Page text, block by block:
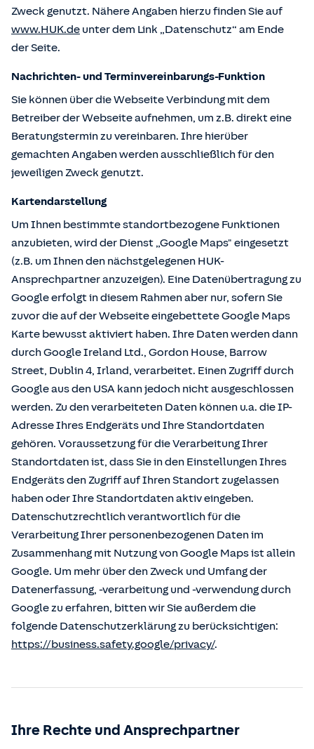
Zweck genutzt. Nähere Angaben hierzu finden Sie auf
www.HUK.de unter dem Link „Datenschutz“ am Ende
der Seite.
Nachrichten- und Terminvereinbarungs-Funktion
Sie können über die Webseite Verbindung mit dem
Betreiber der Webseite aufnehmen, um z.B. direkt eine
Beratungstermin zu vereinbaren. Ihre hierüber
gemachten Angaben werden ausschließlich für den
jeweiligen Zweck genutzt.
Kartendarstellung
Um Ihnen bestimmte standortbezogene Funktionen
anzubieten, wird der Dienst „Google Maps" eingesetzt
(z.B. um Ihnen den nächstgelegenen HUK-
Ansprechpartner anzuzeigen). Eine Datenübertragung zu
Google erfolgt in diesem Rahmen aber nur, sofern Sie
zuvor die auf der Webseite eingebettete Google Maps
Karte bewusst aktiviert haben. Ihre Daten werden dann
durch Google Ireland Ltd., Gordon House, Barrow
Street, Dublin 4, Irland, verarbeitet. Einen Zugriff durch
Google aus den USA kann jedoch nicht ausgeschlossen
werden. Zu den verarbeiteten Daten können u.a. die IP-
Adresse Ihres Endgeräts und Ihre Standortdaten
gehören. Voraussetzung für die Verarbeitung Ihrer
Standortdaten ist, dass Sie in den Einstellungen Ihres
Endgeräts den Zugriff auf Ihren Standort zugelassen
haben oder Ihre Standortdaten aktiv eingeben.
Datenschutzrechtlich verantwortlich für die
Verarbeitung Ihrer personenbezogenen Daten im
Zusammenhang mit Nutzung von Google Maps ist allein
Google. Um mehr über den Zweck und Umfang der
Datenerfassung, -verarbeitung und -verwendung durch
Google zu erfahren, bitten wir Sie außerdem die
folgende Datenschutzerklärung zu berücksichtigen:
https://business.safety.google/privacy/.
Ihre Rechte und Ansprechpartner